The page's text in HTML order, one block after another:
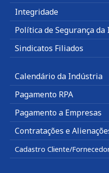
Integridade
Política de Segurança
Sindicatos Filiados
Calendário da Indústria
Pagamento RPA
Pagamento a Empresas
Contratações e
Cadastro Cliente/